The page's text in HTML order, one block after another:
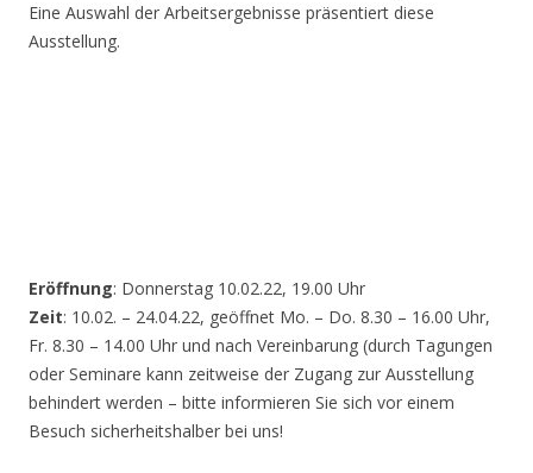
Eine Auswahl der Arbeitsergebnisse präsentiert diese
Ausstellung.
Eröffnung: Donnerstag 10.02.22, 19.00 Uhr
Zeit: 10.02. – 24.04.22, geöffnet Mo. – Do. 8.30 – 16.00 Uhr,
Fr. 8.30 – 14.00 Uhr und nach Vereinbarung (durch Tagungen
oder Seminare kann zeitweise der Zugang zur Ausstellung
behindert werden – bitte informieren Sie sich vor einem
Besuch sicherheitshalber bei uns!